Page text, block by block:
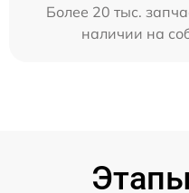
Более 20 тыс.
наличии на